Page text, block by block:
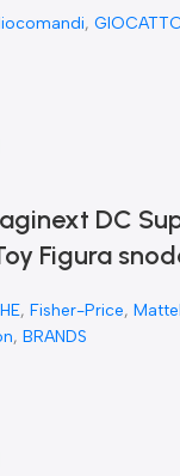
,
DC
Figura
, Fisher-Price, Mattel
, BRANDS